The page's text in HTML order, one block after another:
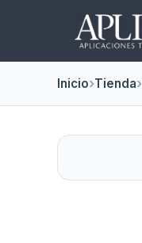
Inicio Tienda